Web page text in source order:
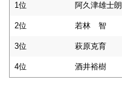
1位 阿久津雄士朗
2位 若林 智
3位 萩原克育
4位 酒井裕樹